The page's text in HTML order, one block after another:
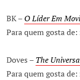
BK – O Líder Em
Para quem gosta
Doves – The
Para quem gosta